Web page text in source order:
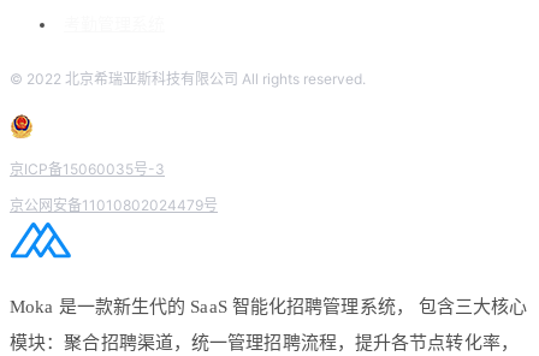
© 2022 北京希瑞亚斯科技有限公司 All rights reserved.
京ICP备15060035号-3
京公网安备11010802024479号
Moka 是一款新生代的 SaaS 智能化招聘管理系统， 包含三大核心
模块：聚合招聘渠道，统一管理招聘流程，提升各节点转化率，